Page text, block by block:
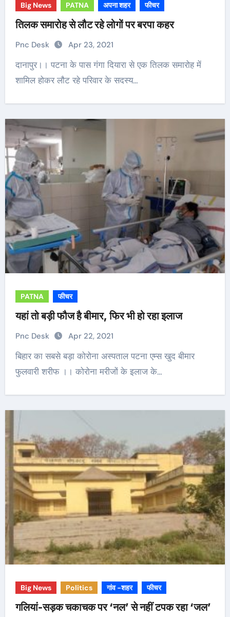
Big News PATNA अपना शहर फीचर
तिलक समारोह से लौट रहे लोगों पर बरपा कहर
Pnc Desk Apr 23, 2021
दानापुर।। पटना के पास गंगा दियारा से एक तिलक समारोह में
शामिल होकर लौट रहे परिवार के सदस्य…
PATNA फीचर
यहां तो बड़ी फौज है बीमार, फिर भी हो रहा इलाज
Pnc Desk Apr 22, 2021
बिहार का सबसे बड़ा कोरोना अस्पताल पटना एम्स खुद बीमार
फुलवारी शरीफ ।। कोरोना मरीजों के इलाज के…
Big News Politics गांव -शहर फीचर
गलियां-सड़क चकाचक पर ‘नल’ से नहीं टपक रहा ‘जल’